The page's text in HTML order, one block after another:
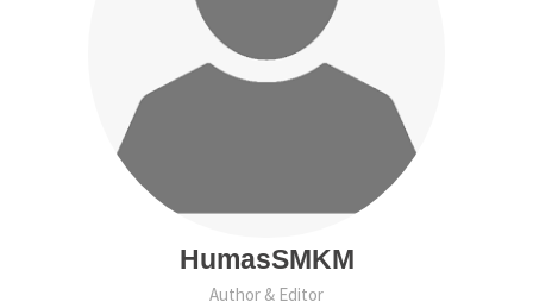
HumasSMKM
Author & Editor